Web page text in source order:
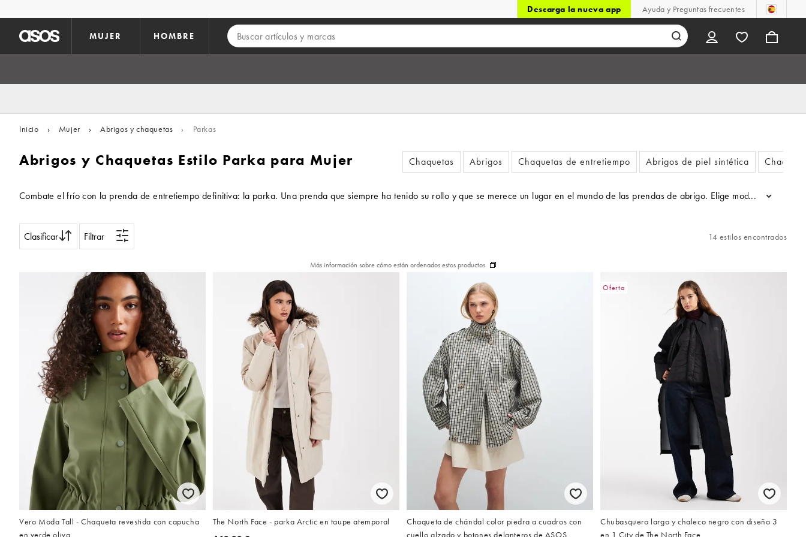
Descarga la nueva app Ayuda y Preguntas frecuentes
MUJER HOMBRE
Inicio › Mujer › Abrigos y chaquetas › Parkas
Abrigos y Chaquetas Estilo Parka para Mujer Chaquetas Abrigos Chaquetas de entretiempo Abrigos de piel sintética
Combate el frío con la prenda de entretiempo definitiva: la parka. Una prenda que siempre ha tenido su rollo y que se merece un lugar en el mundo de las prendas de abrigo. Elige modelos
...
Clasificar Filtrar 14 estilos encontrados
Más información sobre cómo están ordenados estos productos
Vero Moda Tall - Chaqueta revestida con capucha
en verde oliva
The North Face - parka Arctic en taupe atemporal
Chaqueta de chándal color piedra a cuadros con
cuello alzado y botones delanteros de ASOS
Oferta
Chubasquero largo y chaleco negro con diseño 3
en 1 City de The North Face